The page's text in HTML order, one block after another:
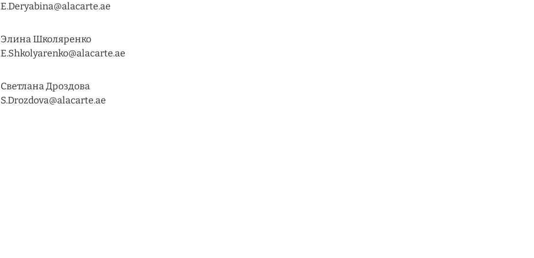
E.Deryabina@alacarte.ae
Элина Школяренко
E.Shkolyarenko@alacarte.ae
Светлана Дроздова
S.Drozdova@alacarte.ae